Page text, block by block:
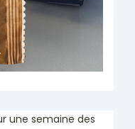
une semaine des